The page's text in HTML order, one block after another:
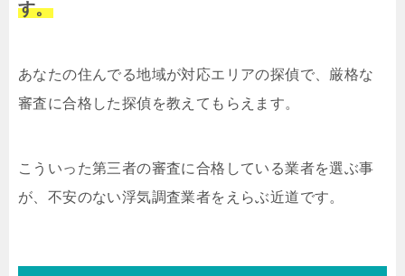
す。
あなたの住んでる地域が対応エリアの探偵で、厳格な
審査に合格した探偵を教えてもらえます。
こういった第三者の審査に合格している業者を選ぶ事
が、不安のない浮気調査業者をえらぶ近道です。